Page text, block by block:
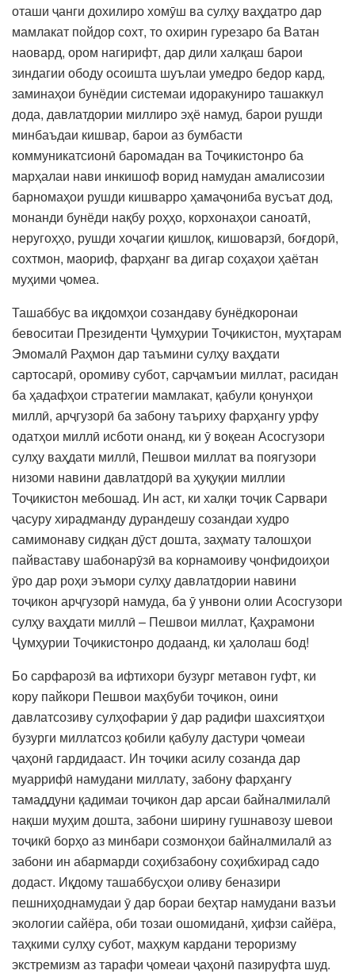
оташи ҷанги дохилиро хомӯш ва сулҳу ваҳдатро дар
мамлакат пойдор сохт, то охирин гурезаро ба Ватан
наовард, ором нагирифт, дар дили халқаш барои
зиндагии ободу осоишта шуълаи умедро бедор кард,
заминаҳои бунёдии системаи идоракуниро ташаккул
дода, давлатдории миллиро эҳё намуд, барои рушди
минбаъдаи кишвар, барои аз бумбасти
коммуникатсионӣ баромадан ва Тоҷикистонро ба
марҳалаи нави инкишоф ворид намудан амалисозии
барномаҳои рушди кишварро ҳамаҷониба вусъат дод,
монанди бунёди нақбу роҳҳо, корхонаҳои саноатӣ,
неругоҳҳо, рушди хоҷагии қишлоқ, кишоварзӣ, боғдорӣ,
сохтмон, маориф, фарҳанг ва дигар соҳаҳои ҳаётан
муҳими ҷомеа.
Ташаббус ва иқдомҳои созандаву бунёдкоронаи
бевоситаи Президенти Ҷумҳурии Тоҷикистон, муҳтарам
Эмомалӣ Раҳмон дар таъмини сулҳу ваҳдати
сартосарӣ, оромиву субот, сарҷамъии миллат, расидан
ба ҳадафҳои стратегии мамлакат, қабули қонунҳои
миллӣ, арҷгузорӣ ба забону таъриху фарҳангу урфу
одатҳои миллӣ исботи онанд, ки ӯ воқеан Асосгузори
сулҳу ваҳдати миллӣ, Пешвои миллат ва поягузори
низоми навини давлатдорӣ ва ҳуқуқии миллии
Тоҷикистон мебошад. Ин аст, ки халқи тоҷик Сарвари
ҷасуру хирадманду дурандешу созандаи худро
самимонаву сидқан дӯст дошта, заҳмату талошҳои
пайваставу шабонарӯзӣ ва корнамоиву ҷонфидоиҳои
ӯро дар роҳи эъмори сулҳу давлатдории навини
тоҷикон арҷгузорӣ намуда, ба ӯ унвони олии Асосгузори
сулҳу ваҳдати миллӣ – Пешвои миллат, Қаҳрамони
Ҷумҳурии Тоҷикистонро додаанд, ки ҳалолаш бод!
Бо сарфарозӣ ва ифтихори бузург метавон гуфт, ки
кору пайкори Пешвои маҳбуби тоҷикон, оини
давлатсозиву сулҳофарии ӯ дар радифи шахсиятҳои
бузурги миллатсоз қобили қабулу дастури ҷомеаи
ҷаҳонӣ гардидааст. Ин тоҷики асилу созанда дар
муаррифӣ намудани миллату, забону фарҳангу
тамаддуни қадимаи тоҷикон дар арсаи байналмилалӣ
нақши муҳим дошта, забони ширину гушнавозу шевои
тоҷикӣ борҳо аз минбари созмонҳои байналмилалӣ аз
забони ин абармарди соҳибзабону соҳибхирад садо
додаст. Иқдому ташаббусҳои оливу беназири
пешниҳоднамудаи ӯ дар бораи беҳтар намудани вазъи
экологии сайёра, оби тозаи ошомиданӣ, ҳифзи сайёра,
таҳкими сулҳу субот, маҳкум кардани тероризму
экстремизм аз тарафи ҷомеаи ҷаҳонӣ пазируфта шуд.